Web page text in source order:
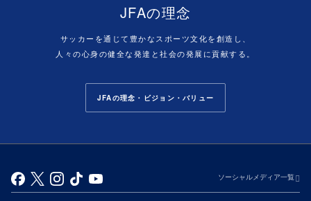
JFAの理念
サッカーを通じて豊かなスポーツ文化を創造し、
人々の心身の健全な発達と社会の発展に貢献する。
JFAの理念・ビジョン・バリュー
ソーシャルメディア一覧